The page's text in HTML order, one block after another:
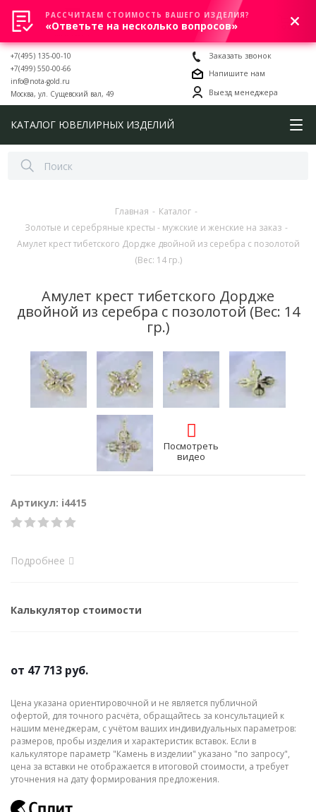
0
+7(495) 135-00-10
+7(499) 550-00-66
info@nota-gold.ru
Москва, ул. Сущевский вал, 49
Заказать звонок
Напишите нам
Выезд менеджера
КАТАЛОГ ЮВЕЛИРНЫХ ИЗДЕЛИЙ
Главная - Каталог -
Золотые и серебряные кресты - мужские и женские на заказ -
Амулет крест тибетского Дордже двойной из серебра с позолотой
(Вес: 14 гр.)
Амулет крест тибетского Дордже
двойной из серебра с позолотой (Вес: 14
гр.)
Посмотреть
видео
Артикул: i4415
Подробнее
Калькулятор стоимости
от 47 713 руб.
Цена указана ориентировочной и не является публичной
офертой, для точного расчёта, обращайтесь за консультацией к
нашим менеджерам, с учётом ваших индивидуальных параметров:
размеров, пробы изделия и характеристик вставок. Если в
калькуляторе параметр "Камень в изделии" указано "по запросу",
цена за вставки не отображается в итоговой стоимости, а требует
уточнения на дату формирования предложения.
РАССЧИТАЕМ СТОИМОСТЬ ВАШЕГО ИЗДЕЛИЯ?
«Ответьте на несколько вопросов»